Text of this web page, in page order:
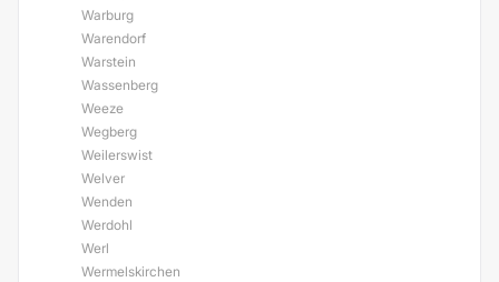
Warburg
Warendorf
Warstein
Wassenberg
Weeze
Wegberg
Weilerswist
Welver
Wenden
Werdohl
Werl
Wermelskirchen